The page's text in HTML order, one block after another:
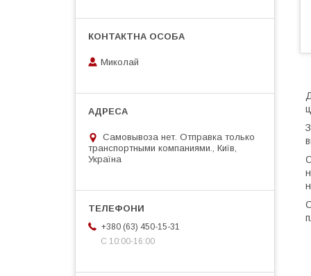
Миколай
Самовывоза нет. Отправка только
транспортными компаниями., Київ,
Україна
+380 (63) 450-15-31
С 10:00-16:00